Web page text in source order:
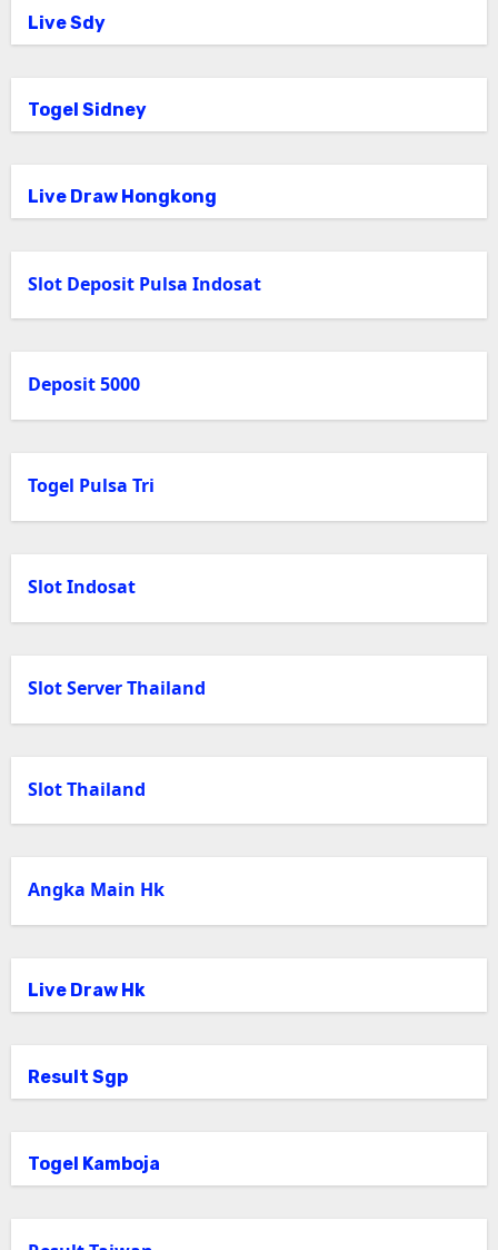
Live Sdy
Togel Sidney
Live Draw Hongkong
Slot Deposit Pulsa Indosat
Deposit 5000
Togel Pulsa Tri
Slot Indosat
Slot Server Thailand
Slot Thailand
Angka Main Hk
Live Draw Hk
Result Sgp
Togel Kamboja